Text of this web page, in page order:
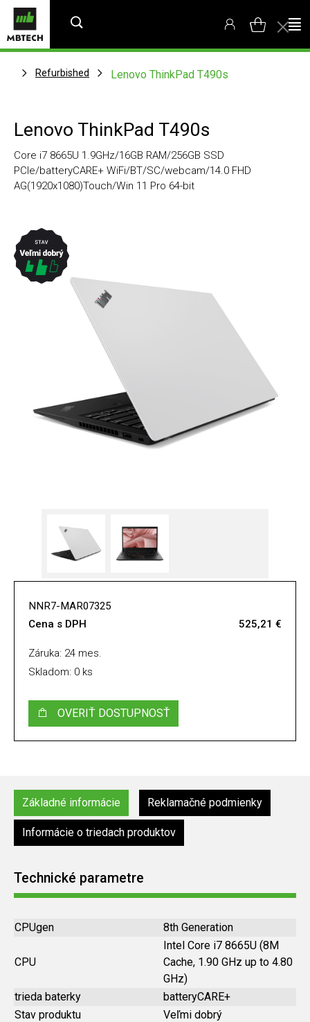
Refurbished Lenovo ThinkPad T490s
Lenovo ThinkPad T490s
Core i7 8665U 1.9GHz/16GB RAM/256GB SSD
PCIe/batteryCARE+ WiFi/BT/SC/webcam/14.0 FHD
AG(1920x1080)Touch/Win 11 Pro 64-bit
NNR7-MAR07325
Cena s DPH
525,21 €
Záruka: 24 mes.
Skladom: 0 ks
OVERIŤ DOSTUPNOSŤ
Základné informácie Reklamačné podmienky
Informácie o triedach produktov
Technické parametre
CPUgen 8th Generation
CPU
Intel Core i7 8665U (8M
Cache, 1.90 GHz up to 4.80
GHz)
trieda baterky
batteryCARE+
Stav produktu
Veľmi dobrý